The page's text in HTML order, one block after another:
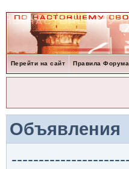
Перейти на сайт Правила Форума
Объявления